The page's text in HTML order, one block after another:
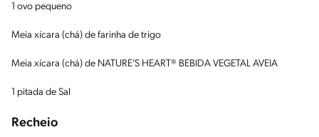
1 ovo pequeno
Meia xícara (chá) de farinha de trigo
Meia xícara (chá) de NATURE’S HEART® BEBIDA VEGETAL AVEIA
1 pitada de Sal
Recheio